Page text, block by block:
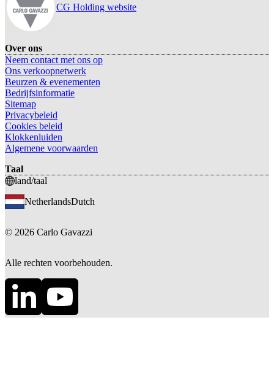
CG Holding website
Over ons
Neem contact met ons op
Ons verkoopnetwerk
Beurzen & evenementen
Bedrijfsinformatie
Sitemap
Privacybeleid
Cookies beleid
Klokkenluiden
Algemene voorwaarden
Taal
land/taal
NetherlandsDutch
© 2026 Carlo Gavazzi
Alle rechten voorbehouden.